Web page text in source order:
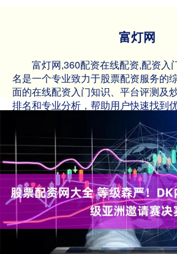
富灯网
富灯网,360配资在线配资,配资入
名是一个专业致力于股票配资服务的
面的在线配资入门知识、平台评测及
排名和专业分析，帮助用户快速找到
这里获取实用的炒股策略和最新市场
策更加科学高效。